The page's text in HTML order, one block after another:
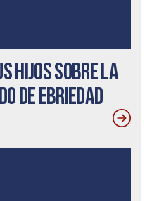
hijos sobre la
de ebriedad